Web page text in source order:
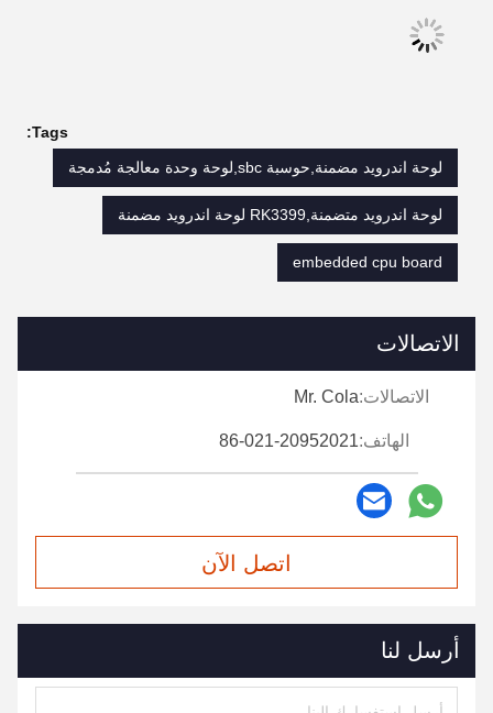
Tags:
لوحة اندرويد مضمنة,حوسبة sbc,لوحة وحدة معالجة مُدمجة
لوحة اندرويد متضمنة,RK3399 لوحة اندرويد مضمنة
embedded cpu board
الاتصالات
الاتصالات:Mr. Cola
الهاتف:86-021-20952021
اتصل الآن
أرسل لنا